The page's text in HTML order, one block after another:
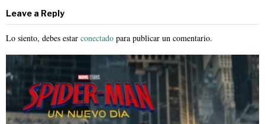
Leave a Reply
Lo siento, debes estar conectado para publicar un comentario.